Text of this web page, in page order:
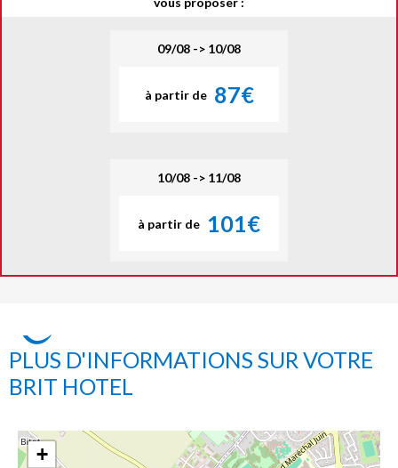
09/08 -> 10/08
à partir de 87€
10/08 -> 11/08
à partir de 101€
PLUS D'INFORMATIONS SUR VOTRE
BRIT HOTEL
+